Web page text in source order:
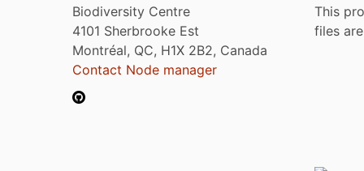
Biodiversity Centre
4101 Sherbrooke Est
Montréal, QC, H1X 2B2, Canada
Contact Node manager
This
files